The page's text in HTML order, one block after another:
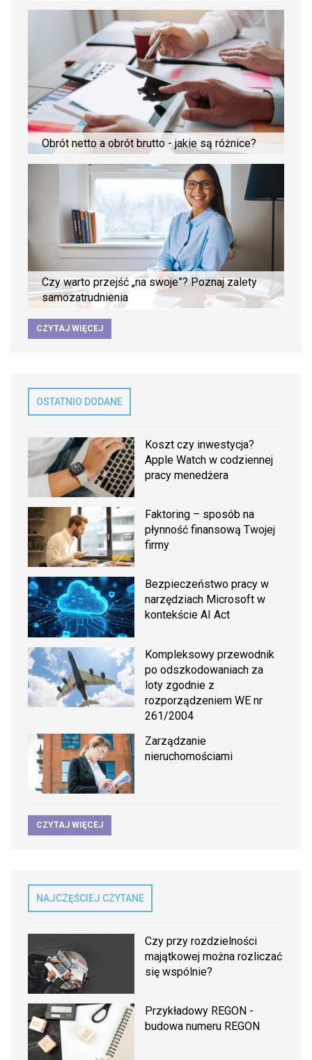
Obrót netto a obrót brutto - jakie są różnice?
Czy warto przejść „na swoje”? Poznaj zalety
samozatrudnienia
CZYTAJ WIĘCEJ
OSTATNIO DODANE
Koszt czy inwestycja?
Apple Watch w codziennej
pracy menedżera
Faktoring – sposób na
płynność finansową Twojej
firmy
Bezpieczeństwo pracy w
narzędziach Microsoft w
kontekście AI Act
Kompleksowy przewodnik
po odszkodowaniach za
loty zgodnie z
rozporządzeniem WE nr
261/2004
Zarządzanie
nieruchomościami
CZYTAJ WIĘCEJ
NAJCZĘŚCIEJ CZYTANE
Czy przy rozdzielności
majątkowej można rozliczać
się wspólnie?
Przykładowy REGON -
budowa numeru REGON